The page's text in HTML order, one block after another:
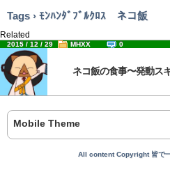
Tags › ﾓﾝﾊﾝﾀﾞﾌﾞﾙｸﾛｽ ネコ飯
Related
2015 / 12 / 29 MHXX 0
ネコ飯の食事〜発動ス
Mobile Theme
All content Copyright 皆で